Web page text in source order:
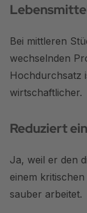
Bei mittleren
wechselnden
Hochdurchsatz
wirtschaftlicher.
Reduziert
Ja, weil er den
einem
sauber arbeitet.